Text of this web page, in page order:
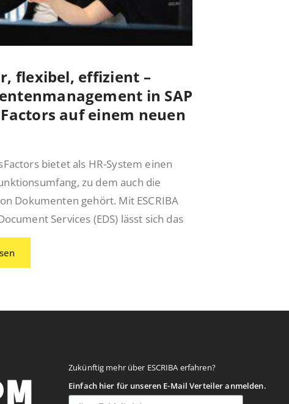
flexibel, effizient –
in SAP
auf einem neuen
bietet als HR-System einen
zu dem auch die
Dokumenten gehört. Mit ESCRIBA
Services (EDS) lässt sich das
Zukünftig mehr über ESCRIBA erfahren?
Einfach hier für unseren E-Mail Verteiler anmelden.